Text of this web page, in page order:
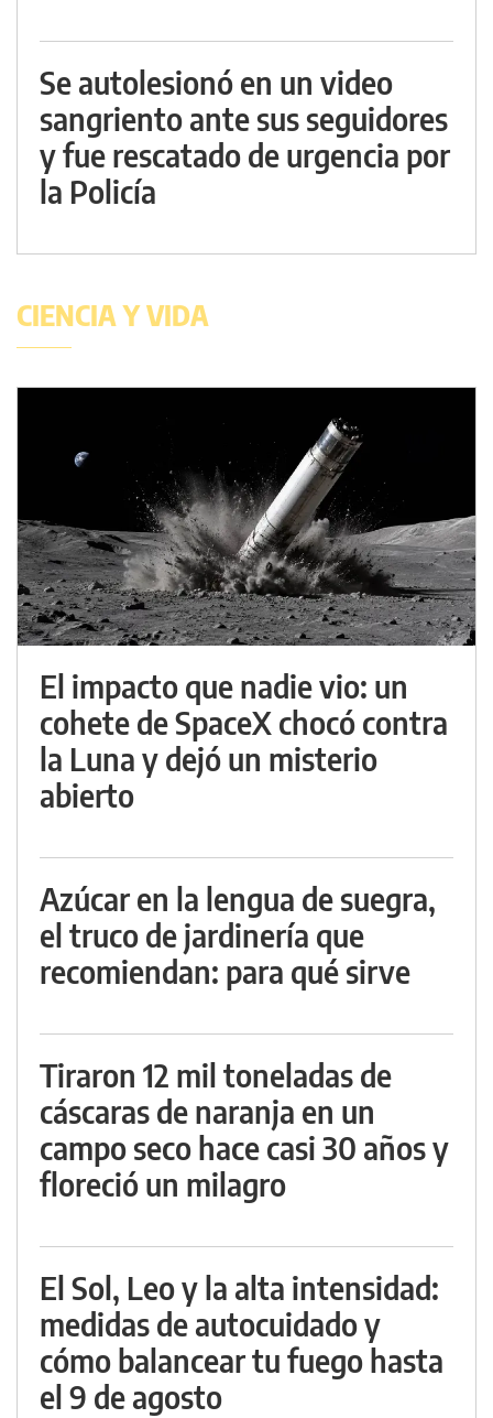
Se autolesionó en un video
sangriento ante sus seguidores
y fue rescatado de urgencia por
la Policía
CIENCIA Y VIDA
El impacto que nadie vio: un
cohete de SpaceX chocó contra
la Luna y dejó un misterio
abierto
Azúcar en la lengua de suegra,
el truco de jardinería que
recomiendan: para qué sirve
Tiraron 12 mil toneladas de
cáscaras de naranja en un
campo seco hace casi 30 años y
floreció un milagro
El Sol, Leo y la alta intensidad:
medidas de autocuidado y
cómo balancear tu fuego hasta
el 9 de agosto